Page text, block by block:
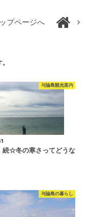
ップページへ
与論島観光案内
続☆冬の寒さってどうな
与論島の暮らし